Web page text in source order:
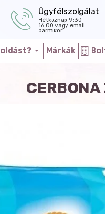
Ügyfélszolgálat
Hétköznap 9:30-
16:00 vagy email
bármikor
Márkák